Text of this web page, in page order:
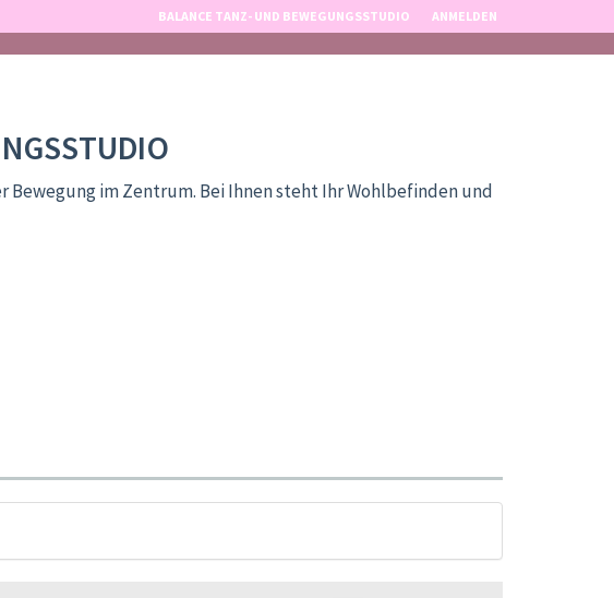
BALANCE TANZ- UND BEWEGUNGSSTUDIO ANMELDEN
Bewegung im Zentrum. Bei Ihnen steht Ihr Wohlbefinden und